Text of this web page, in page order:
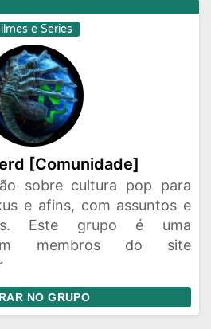
e Series
[Comunidade]
sobre cultura pop para
e afins, com assuntos e
Este grupo é uma
membros do site
NO GRUPO